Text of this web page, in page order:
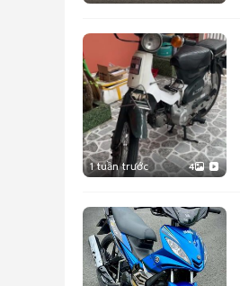
1 tuần trước 4